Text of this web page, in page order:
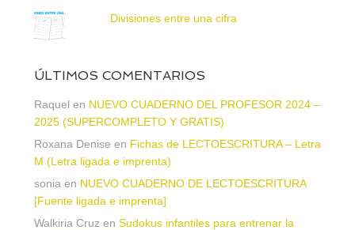
Divisiones entre una cifra
ÚLTIMOS COMENTARIOS
Raquel en NUEVO CUADERNO DEL PROFESOR 2024 –
2025 (SUPERCOMPLETO Y GRATIS)
Roxana Denise en Fichas de LECTOESCRITURA – Letra
M (Letra ligada e imprenta)
sonia en NUEVO CUADERNO DE LECTOESCRITURA
[Fuente ligada e imprenta]
Walkiria Cruz en Sudokus infantiles para entrenar la